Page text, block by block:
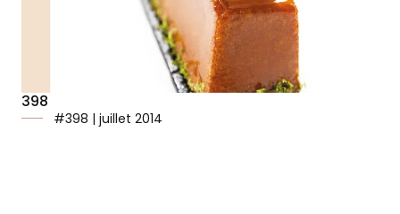
398
#398 | juillet 2014